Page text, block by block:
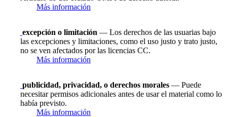
Más información
excepción o limitación — Los derechos de las usuarias bajo
las excepciones y limitaciones, como el uso justo y trato justo,
no se ven afectados por las licencias CC.
Más información
publicidad, privacidad, o derechos morales — Puede
necesitar permisos adicionales antes de usar el material como lo
había previsto.
Más información